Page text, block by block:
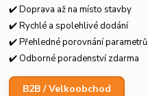
✔️ Doprava až na místo stavby
✔️ Rychlé a spolehlivé dodání
✔️ Přehledné porovnání parametrů
✔️ Odborné poradenství zdarma
B2B / Velkoobchod